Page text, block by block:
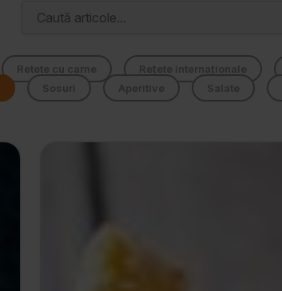
Retete cu carne Rețete internaționale
Sosuri Aperitive Salate